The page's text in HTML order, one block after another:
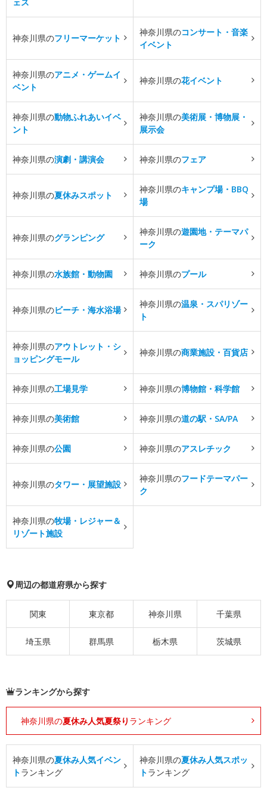
神奈川県のフリーマーケット
神奈川県のコンサート・音楽
イベント
神奈川県のアニメ・ゲームイ
ベント
神奈川県の花イベント
神奈川県の動物ふれあいイベ
ント
神奈川県の美術展・博物展・
展示会
神奈川県の演劇・講演会 神奈川県のフェア
神奈川県の夏休みスポット
神奈川県のキャンプ場・BBQ
場
神奈川県のグランピング
神奈川県の遊園地・テーマパ
ーク
神奈川県の水族館・動物園 神奈川県のプール
神奈川県のビーチ・海水浴場
神奈川県の温泉・スパリゾー
ト
神奈川県のアウトレット・シ
ョッピングモール
神奈川県の商業施設・百貨店
神奈川県の工場見学 神奈川県の博物館・科学館
神奈川県の美術館 神奈川県の道の駅・SA/PA
神奈川県の公園 神奈川県のアスレチック
神奈川県のタワー・展望施設
神奈川県のフードテーマパー
ク
神奈川県の牧場・レジャー＆
リゾート施設
周辺の都道府県から探す
関東 東京都 神奈川県 千葉県
埼玉県 群馬県 栃木県 茨城県
ランキングから探す
神奈川県の夏休み人気夏祭り ランキング
神奈川県の夏休み人気イベン
トランキング
神奈川県の夏休み人気スポッ
トランキング